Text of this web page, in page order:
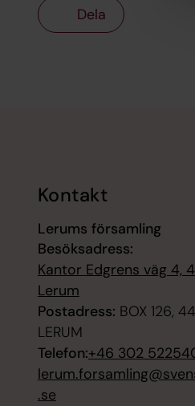
Dela
Kontakt
Lerums församling
Besöksadress:
Kantor Edgrens väg 4,
Lerum
Postadress: BOX 126,
LERUM
Telefon:+46 302
.se